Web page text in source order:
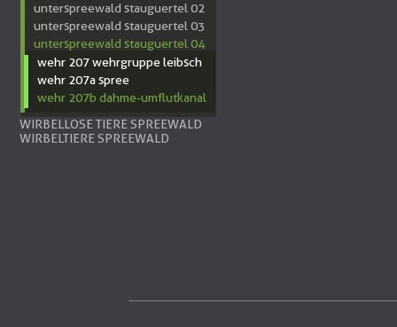
unterspreewald stauguertel 02
unterspreewald stauguertel 03
unterspreewald stauguertel 04
wehr 207 wehrgruppe leibsch
wehr 207a spree
wehr 207b dahme-umflutkanal
WIRBELLOSE TIERE SPREEWALD
WIRBELTIERE SPREEWALD